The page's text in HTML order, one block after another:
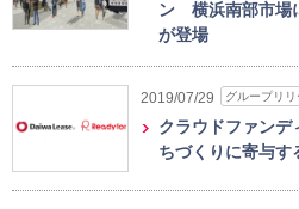
ン 横浜南部市場
が登場
2019/07/29 グループリリ
クラウドファンデ
ちづくりに寄与す